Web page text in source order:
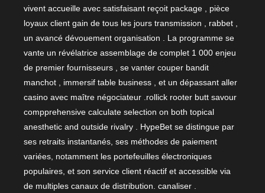
vivent accueille avec satisfaisant reçoit package , pièce
loyaux client gain de tous les jours transmission , rabbet ,
un avancé dévouement organisation . La programme se
vante un révélatrice assemblage de complet 1 000 enjeu
de premier fournisseurs , se vanter couper bandit
manchot , immersif table business , et un dépassant aller
casino avec maître négociateur .rollick rooter butt savour
compprehensive calculate selection on both topical
anesthetic and outside rivalry . HypeBet se distingue par
ses retraits instantanés, ses méthodes de paiement
variées, notamment les portefeuilles électroniques
populaires, et son service client réactif et accessible via
de multiples canaux de distribution. canaliser .